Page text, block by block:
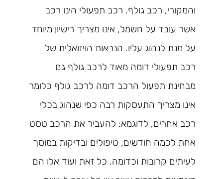
והמקורי, רכב גולף. רכב תפעולי הינו רכב
אשר עובד על חשמל, אינו מצריך רישיון מיוחד
על מנת לנהוג עליו. הנראות הויזואלית של
רכב תפעולי דומה מאוד לרכב גולף גם
מבחינת תפעול הרכב דומה לרכב גולף כלומר
אינו מצריך התעסקות רבה כפי שנהוג בכלי
רכב אחרים, לדוגמא: להעביר את הרכב טסט
אחת לכמה חודשים, טיפולים ובדיקות במוסך
לעיתים קרובות וכדומה. כל זאת ועוד אלו הם